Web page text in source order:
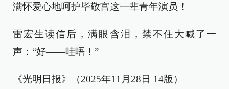
满怀爱心地呵护毕敬宫这一辈青年演员！
雷宏生读信后，满眼含泪，禁不住大喊了一
声：“好——哇唔！”
《光明日报》（2025年11月28日 14版）